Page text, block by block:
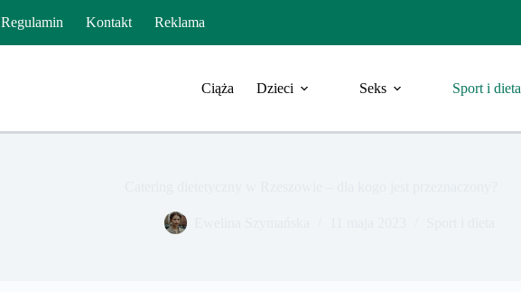
Regulamin Kontakt Reklama
Ciąża Dzieci Seks Sport i dieta